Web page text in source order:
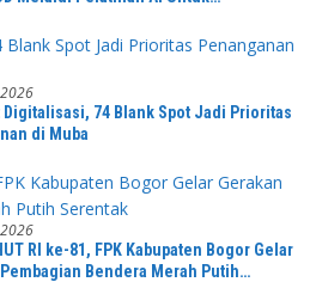
Digitalisasi, 74 Blank Spot Jadi Prioritas
di Muba
RI ke-81, FPK Kabupaten Bogor Gelar
Bendera Merah Putih